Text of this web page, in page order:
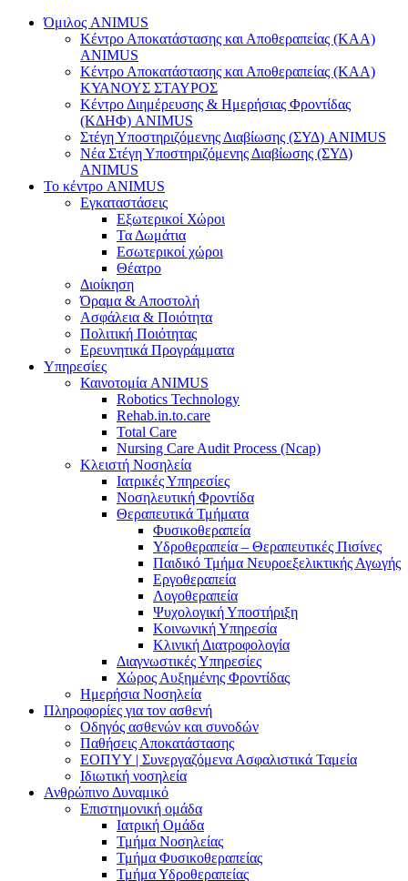
Όμιλος ANIMUS
Κέντρο Αποκατάστασης και Αποθεραπείας (ΚΑΑ)
ANIMUS
Κέντρο Αποκατάστασης και Αποθεραπείας (ΚΑΑ)
ΚΥΑΝΟΥΣ ΣΤΑΥΡΟΣ
Κέντρο Διημέρευσης & Ημερήσιας Φροντίδας
(ΚΔΗΦ) ANIMUS
Στέγη Υποστηριζόμενης Διαβίωσης (ΣΥΔ) ANIMUS
Νέα Στέγη Υποστηριζόμενης Διαβίωσης (ΣΥΔ)
ANIMUS
Το κέντρο ANIMUS
Εγκαταστάσεις
Εξωτερικοί Χώροι
Τα Δωμάτια
Εσωτερικοί χώροι
Θέατρο
Διοίκηση
Όραμα & Αποστολή
Ασφάλεια & Ποιότητα
Πολιτική Ποιότητας
Ερευνητικά Προγράμματα
Υπηρεσίες
Καινοτομία ANIMUS
Robotics Technology
Rehab.in.to.care
Total Care
Nursing Care Audit Process (Ncap)
Κλειστή Νοσηλεία
Ιατρικές Υπηρεσίες
Νοσηλευτική Φροντίδα
Θεραπευτικά Τμήματα
Φυσικοθεραπεία
Υδροθεραπεία – Θεραπευτικές Πισίνες
Παιδικό Τμήμα Νευροεξελικτικής Αγωγής
Εργοθεραπεία
Λογοθεραπεία
Ψυχολογική Υποστήριξη
Κοινωνική Υπηρεσία
Κλινική Διατροφολογία
Διαγνωστικές Υπηρεσίες
Χώρος Αυξημένης Φροντίδας
Ημερήσια Νοσηλεία
Πληροφορίες για τον ασθενή
Οδηγός ασθενών και συνοδών
Παθήσεις Αποκατάστασης
ΕΟΠΥΥ | Συνεργαζόμενα Ασφαλιστικά Ταμεία
Ιδιωτική νοσηλεία
Ανθρώπινο Δυναμικό
Επιστημονική ομάδα
Ιατρική Ομάδα
Τμήμα Νοσηλείας
Τμήμα Φυσικοθεραπείας
Τμήμα Υδροθεραπείας